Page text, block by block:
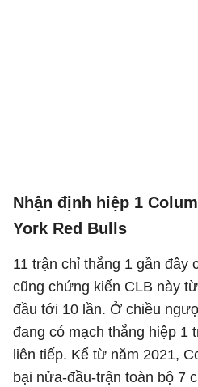
Nhận định hiệp 1
York Red Bulls
11 trận chỉ thắng 1 gần đây
cũng chứng kiến CLB này
đầu tới 10 lần. Ở chiều
đang có mạch thắng hiệp 1
liên tiếp. Kể từ năm 2021,
bại nửa-đầu-trận toàn bộ 7